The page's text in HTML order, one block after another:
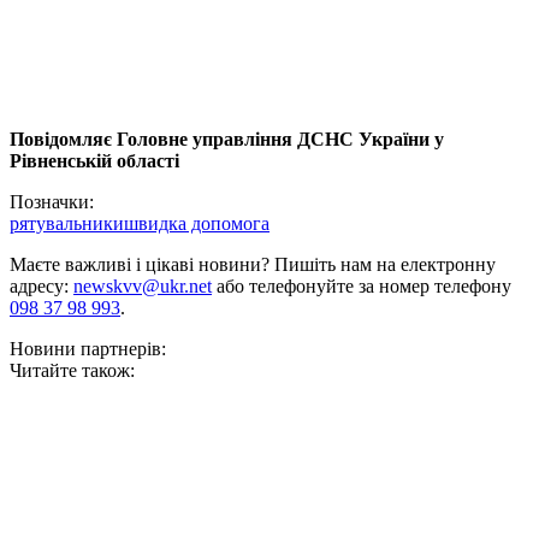
Повідомляє Головне управління ДСНС України у
Рівненській області
Позначки:
рятувальникишвидка допомога
Маєте важливі і цікаві новини? Пишіть нам на електронну
адресу: newskvv@ukr.netабо телефонуйте за номер телефону
098 37 98 993.
Новини партнерів:
Читайте також: